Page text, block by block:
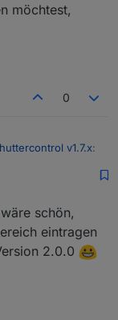
möchtest,
0
v1.7.x:
einen
des Sensors
entsprechend
heisst wenn du
schön,
eintragen
2.0.0